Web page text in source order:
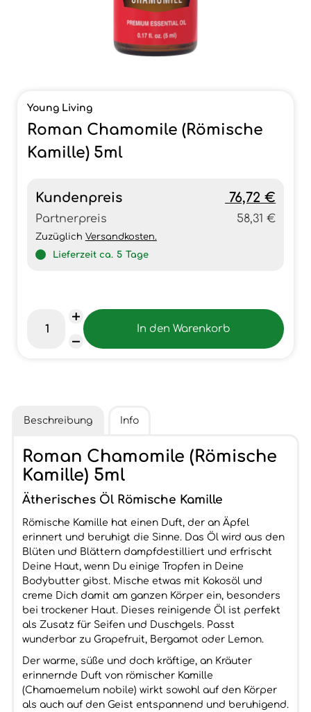
Young Living
Roman Chamomile (Römische
Kamille) 5ml
Kundenpreis 76,72 €
Partnerpreis 58,31 €
Zuzüglich Versandkosten.
Lieferzeit ca. 5 Tage
Beschreibung Info
Roman Chamomile (Römische
Kamille) 5ml
Ätherisches Öl Römische Kamille
Römische Kamille hat einen Duft, der an Äpfel
erinnert und beruhigt die Sinne. Das Öl wird aus den
Blüten und Blättern dampfdestilliert und erfrischt
Deine Haut, wenn Du einige Tropfen in Deine
Bodybutter gibst. Mische etwas mit Kokosöl und
creme Dich damit am ganzen Körper ein, besonders
bei trockener Haut. Dieses reinigende Öl ist perfekt
als Zusatz für Seifen und Duschgels. Passt
wunderbar zu Grapefruit, Bergamot oder Lemon.
Der warme, süße und doch kräftige, an Kräuter
erinnernde Duft von römischer Kamille
(Chamaemelum nobile) wirkt sowohl auf den Körper
als auch auf den Geist entspannend und beruhigend.